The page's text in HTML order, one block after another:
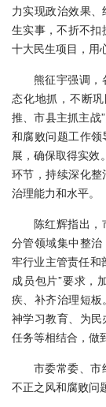
力实现政治效果
生实事，不折不
十大民生项目，用
熊征宇强调，
态化地抓，不断
推、市县主抓主战
和腐败问题工作
展，确保取得实效
环节，持续深化
治理能力和水平。
陈红辉指出，
分管领域集中整
牢行业主管责任和
成员包片”要求，
疾、补齐治理短
神学习教育、为
任务等相结合，做
市委常委、市
不正之风和腐败问